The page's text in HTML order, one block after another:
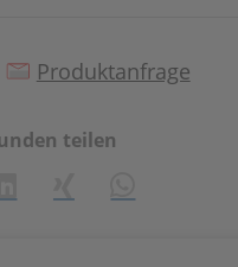
Produktanfrage
teilen